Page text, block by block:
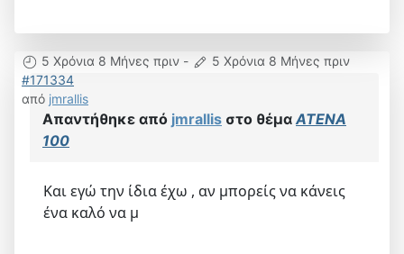
5 Χρόνια 8 Μήνες πριν -
5 Χρόνια 8 Μήνες πριν
#171334
από jmrallis
Απαντήθηκε από jmrallis στο θέμα ATENA
100
Και εγώ την ίδια έχω , αν μπορείς να κάνεις
ένα καλό να μ